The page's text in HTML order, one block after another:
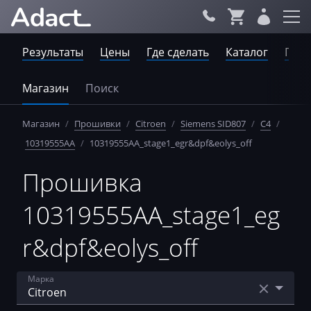
Результаты Цены Где сделать Каталог
Магазин Поиск
Магазин / Прошивки / Citroen / Siemens SID807 / C4 /
10319555AA / 10319555AA_stage1_egr&dpf&eolys_off
Прошивка
10319555AA_stage1_eg
r&dpf&eolys_off
Марка